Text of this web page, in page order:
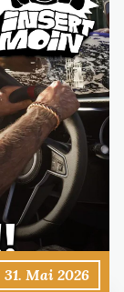
31. Mai 2026